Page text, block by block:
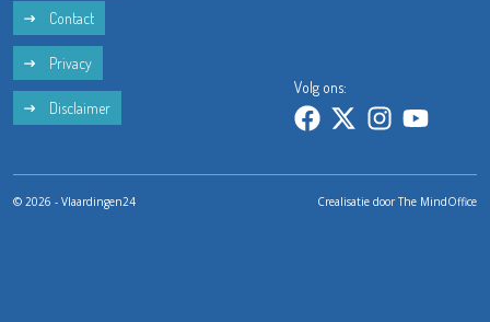
Contact
Privacy
Disclaimer
Volg ons:
© 2026 - Vlaardingen24 Crealisatie doorThe MindOffice